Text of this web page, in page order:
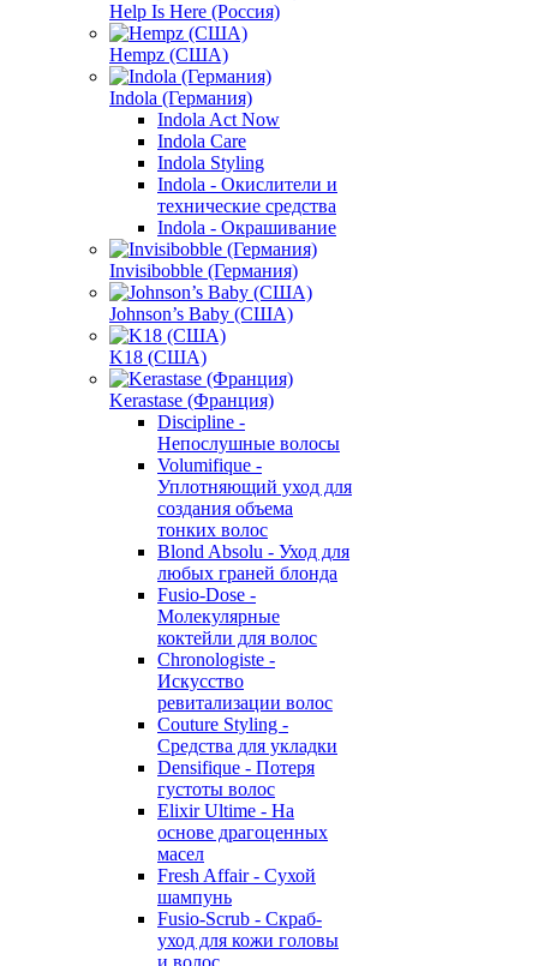
Help Is Here (Россия)
Hempz (США)
Indola (Германия)
Indola Act Now
Indola Care
Indola Styling
Indola - Окислители и
технические средства
Indola - Окрашивание
Invisibobble (Германия)
Johnson’s Baby (США)
K18 (США)
Kerastase (Франция)
Discipline -
Непослушные волосы
Volumifique -
Уплотняющий уход для
создания объема
тонких волос
Blond Absolu - Уход для
любых граней блонда
Fusio-Dose -
Молекулярные
коктейли для волос
Chronologiste -
Искусство
ревитализации волос
Couture Styling -
Средства для укладки
Densifique - Потеря
густоты волос
Elixir Ultime - На
основе драгоценных
масел
Fresh Affair - Сухой
шампунь
Fusio-Scrub - Скраб-
уход для кожи головы
и волос